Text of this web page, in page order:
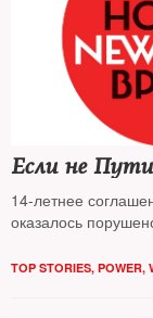
Если не
14-летнее
оказалось
TOP STORIES, POWER,